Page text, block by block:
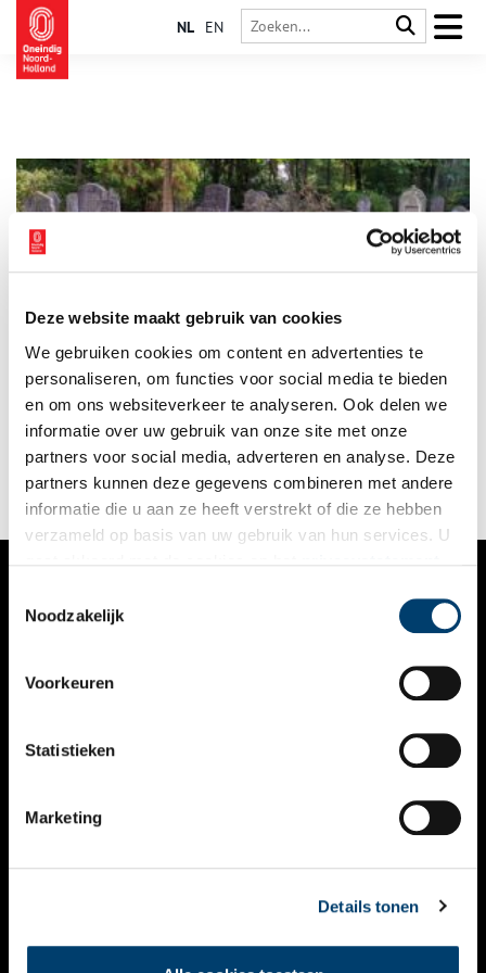
Deze website maakt gebruik van cookies
We gebruiken cookies om content en advertenties te
personaliseren, om functies voor social media te bieden
en om ons websiteverkeer te analyseren. Ook delen we
informatie over uw gebruik van onze site met onze
partners voor social media, adverteren en analyse. Deze
partners kunnen deze gegevens combineren met andere
informatie die u aan ze heeft verstrekt of die ze hebben
verzameld op basis van uw gebruik van hun services. U
Noodzakelijk
Voorkeuren
Statistieken
Marketing
Details tonen
NL EN
In de dood is iedereen gelijk. Op de Oude Begraafplaats van
Naarden liggen burgemeesters, muzikanten en erfgooiers dan
ook dwars door elkaar heen. De grafmonumenten lopen uiteen
van vorstelijke familiekapellen tot simpele houten bordjes.
Deze groene omgeving is niet alleen een laatste rustplaats,
maar ook een plek van stilte en inkeer voor de inwoners van
Naarden en Bussum.
VERHALEN
KALENDER
THEMA’S
VIDEO’S
CONTACT